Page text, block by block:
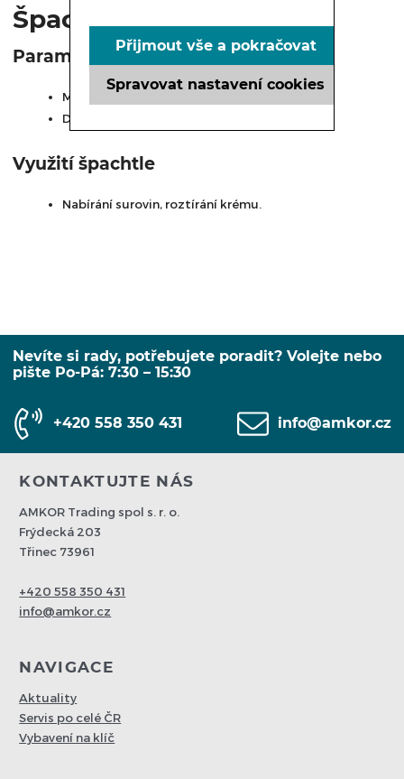
Špachtle 80 mm
Parametry
Materiál: nerezová ocel 18/10
Délka: 80 mm
Využití špachtle
Nabírání surovin, roztírání krému.
Nevíte si rady, potřebujete poradit? Volejte nebo
pište Po-Pá: 7:30 – 15:30
+420 558 350 431 info@amkor.cz
KONTAKTUJTE NÁS
AMKOR Trading spol s. r. o.
Frýdecká 203
Třinec 73961
+420 558 350 431
info@amkor.cz
NAVIGACE
Aktuality
Servis po celé ČR
Vybavení na klíč
Spravovat nastavení cookies
Přijmout vše a pokračovat